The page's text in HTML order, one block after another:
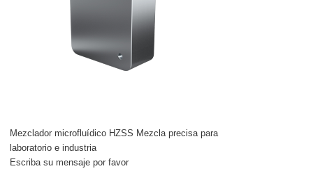
Mezclador microfluídico HZSS Mezcla precisa para
laboratorio e industria
Escriba su mensaje por favor